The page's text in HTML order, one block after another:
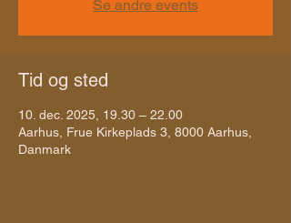
Se andre events
Tid og sted
10. dec. 2025, 19.30 – 22.00
Aarhus, Frue Kirkeplads 3, 8000 Aarhus,
Danmark